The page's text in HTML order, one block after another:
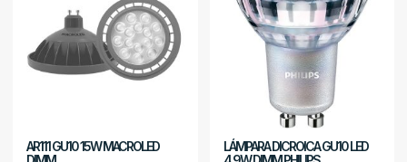
AR111 GU10 15W MACROLED
LÁMPARA DICROICA GU10 LED